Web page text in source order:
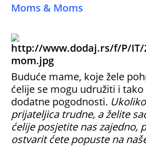
Moms & Moms
Buduće mame, koje žele
ćelije se mogu udružiti i
dodatne pogodnosti.
prijateljica trudne, a želite
ćelije posjetite nas zajedno,
ostvarit ćete popuste na